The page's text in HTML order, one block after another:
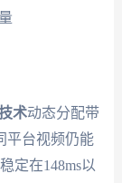
术动态分配带
平台视频仍能
定在148ms以